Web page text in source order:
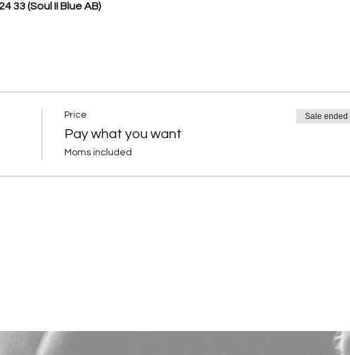
33 (Soul II Blue AB)
Price
Pay what you want
Moms included
Sale ended